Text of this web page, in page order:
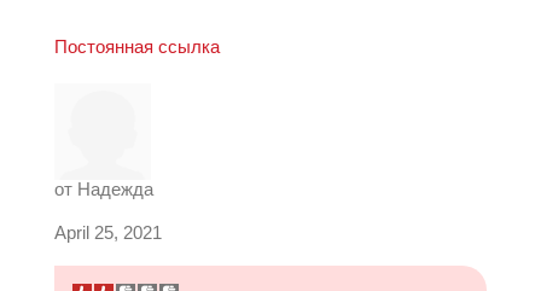
Постоянная ссылка
от Надежда
April 25, 2021